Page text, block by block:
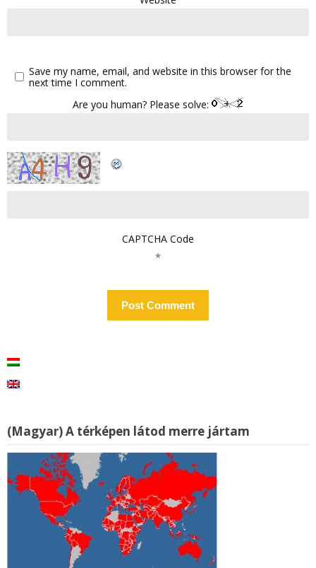
Save my name, email, and website in this browser for the
next time I comment.
Are you human? Please solve:
CAPTCHA Code
*
(Magyar) A térképen látod merre jártam